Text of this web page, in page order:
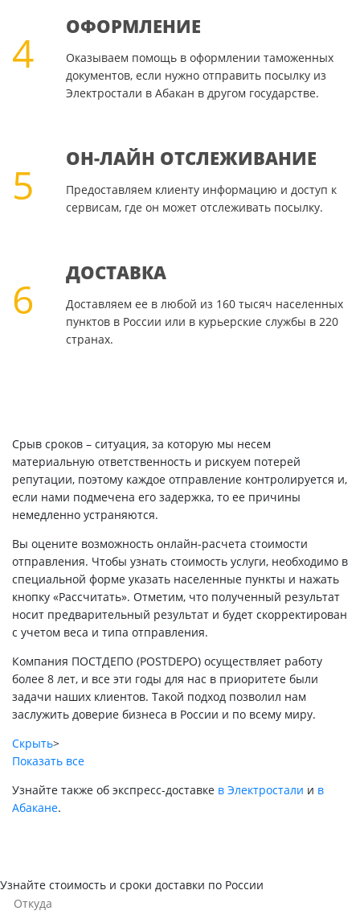
4
ОФОРМЛЕНИЕ
Оказываем помощь в оформлении таможенных
документов, если нужно отправить посылку из
Электростали в Абакан в другом государстве.
5
ОН-ЛАЙН ОТСЛЕЖИВАНИЕ
Предоставляем клиенту информацию и доступ к
сервисам, где он может отслеживать посылку.
6
ДОСТАВКА
Доставляем ее в любой из 160 тысяч населенных
пунктов в России или в курьерские службы в 220
странах.
Срыв сроков – ситуация, за которую мы несем
материальную ответственность и рискуем потерей
репутации, поэтому каждое отправление контролируется и,
если нами подмечена его задержка, то ее причины
немедленно устраняются.
Вы оцените возможность онлайн-расчета стоимости
отправления. Чтобы узнать стоимость услуги, необходимо в
специальной форме указать населенные пункты и нажать
кнопку «Рассчитать». Отметим, что полученный результат
носит предварительный результат и будет скорректирован
с учетом веса и типа отправления.
Компания ПОСТДЕПО (POSTDEPO) осуществляет работу
более 8 лет, и все эти годы для нас в приоритете были
задачи наших клиентов. Такой подход позволил нам
заслужить доверие бизнеса в России и по всему миру.
Скрыть>
Показать все
Узнайте также об экспресс-доставке в Электростали и в
Абакане.
Узнайте стоимость и сроки доставки по России